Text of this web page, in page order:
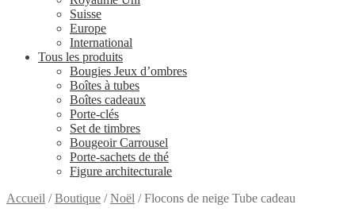
Suisse
Europe
International
Tous les produits
Bougies Jeux d’ombres
Boîtes à tubes
Boîtes cadeaux
Porte-clés
Set de timbres
Bougeoir Carrousel
Porte-sachets de thé
Figure architecturale
Accueil /Boutique /Noël /Flocons de neige Tube cadeau